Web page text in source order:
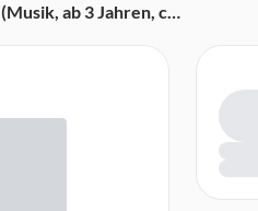
ab 3 Jahren, ca.